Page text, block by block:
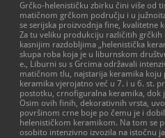
Grčko-helenističku zbirku čini više od
matičnom grčkom području i u
se serijska proizvodnja fine, kvalitetne
Za tu veliku produkciju različitih
kasnijim razdobljima „helenistička
skupa roba koja je u liburnskom
e., Liburni su s Grcima održavali
matičnom tlu, najstarija keramika
keramika vjerojatno već u 7. i u 6. st.
postotku, crnofiguralna keramika, dok
Osim ovih finih, dekorativnih vrsta,
površinom crne boje po čemu je i
helenističkom keramikom. Na tom se
osobito intenzivno izvozila na istočnu